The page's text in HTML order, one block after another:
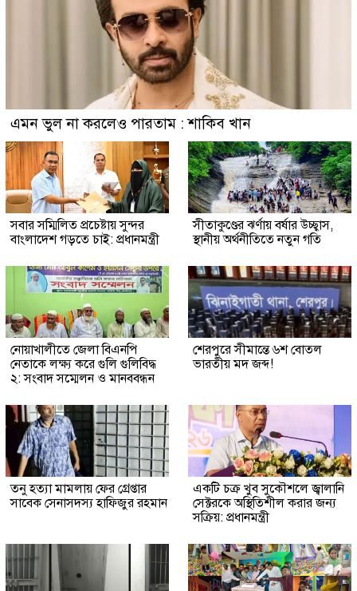
এমন ভুল না করলেও পারতাম : শাকিব খান
সবার সম্মিলিত প্রচেষ্টায় সুন্দর
বাংলাদেশ গড়তে চাই: প্রধানমন্ত্রী
সীতাকুণ্ডের ঝর্ণায় বর্ষার উচ্ছ্বাস,
স্থানীয় অর্থনীতিতে নতুন গতি
নোয়াখালীতে জেলা বিএনপি
নেতাকে লক্ষ্য করে গুলি গুলিবিদ্ধ
২: সংবাদ সম্মেলন ও মানববন্ধন
শেরপুরে সীমান্তে ৬শ বোতল
ভারতীয় মদ জব্দ!
তনু হত্যা মামলায় ফের গ্রেপ্তার
সাবেক সেনাসদস্য হাফিজুর রহমান
একটি চক্র খুব সুকৌশলে জ্বালানি
সেক্টরকে অস্থিতিশীল করার জন্য
সক্রিয়: প্রধানমন্ত্রী